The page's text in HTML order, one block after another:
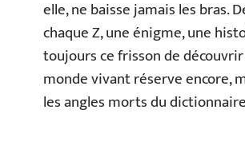
elle, ne baisse jamais les bras.
chaque Z, une énigme, une
toujours ce frisson de
monde vivant réserve encore,
les angles morts du